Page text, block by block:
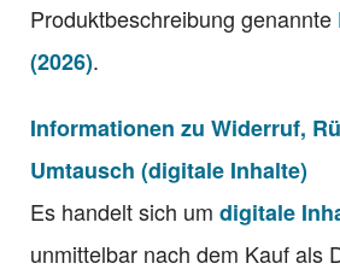
Produktbeschreibung genannte
(2026).
Informationen zu Widerruf,
Umtausch (digitale Inhalte)
Es handelt sich um digitale
unmittelbar nach dem Kauf als